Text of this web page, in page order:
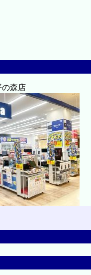
の森店